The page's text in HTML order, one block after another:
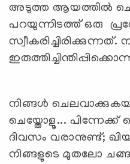
അടുത്ത ആയത്തില്‍
പറയുന്നിടത്ത് ഒരു
നിങ്ങള്‍
ചെയ്തോളൂ...
ദിവസം വരാനുണ്ട്;
നിങ്ങളുടെ മുതലോ